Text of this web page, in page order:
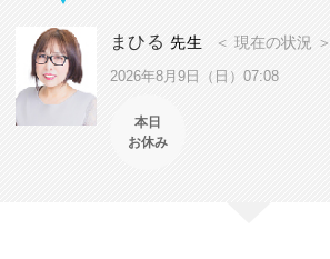
まひる 先生 ＜ 現在の状況 ＞
2026年8月9日（日）07:08
本日
お休み